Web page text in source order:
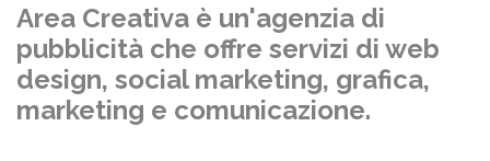
Area Creativa è un'agenzia di
pubblicità che offre servizi di web
design, social marketing, grafica,
marketing e comunicazione.